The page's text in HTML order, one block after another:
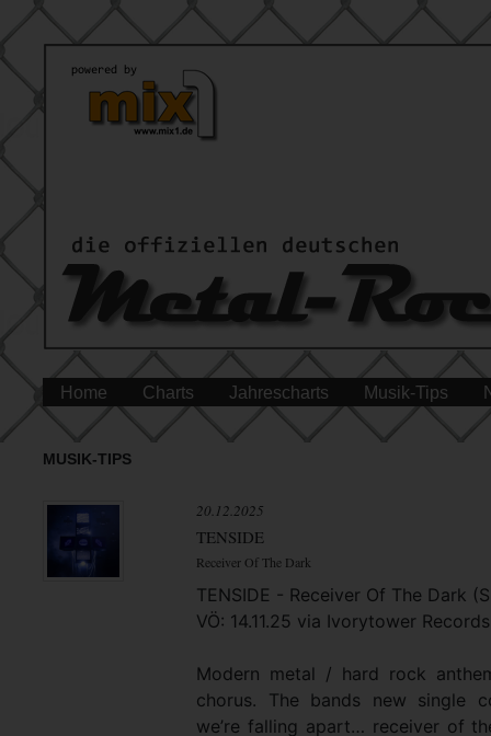
Home Charts Jahrescharts Musik-Tips
MUSIK-TIPS
20.12.2025
TENSIDE
Receiver Of The Dark
TENSIDE - Receiver Of The Dark
VÖ: 14.11.25 via Ivorytower
Modern metal / hard rock
chorus. The bands new single
we’re falling apart… receiver of